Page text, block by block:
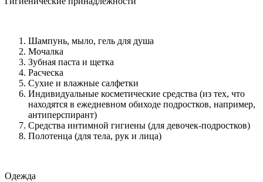
Шампунь, мыло, гель для душа
Мочалка
Зубная паста и щетка
Расческа
Сухие и влажные салфетки
Индивидуальные косметические средства (из тех, что
находятся в ежедневном обиходе подростков, например,
антиперспирант)
Средства интимной гигиены (для девочек-подростков)
Полотенца (для тела, рук и лица)
Одежда